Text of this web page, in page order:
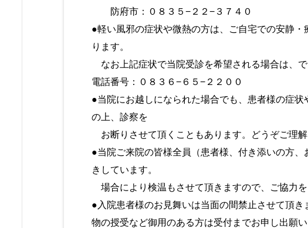
防府市：０８３５−２２−３７４０
●軽い風邪の症状や微熱の方は、ご自宅での安静
ります。
なお上記症状で当院受診を希望される場合は、
電話番号：０８３６−６５−２２００
●当院にお越しになられた場合でも、患者様の症
の上、診察を
お断りさせて頂くこともあります。どうぞご理
●当院ご来院の皆様全員（患者様、付き添いの方
きしています。
場合により検温もさせて頂きますので、ご協力
●入院患者様のお見舞いは当面の間禁止させて頂
物の授受など御用のある方は受付までお申し出願